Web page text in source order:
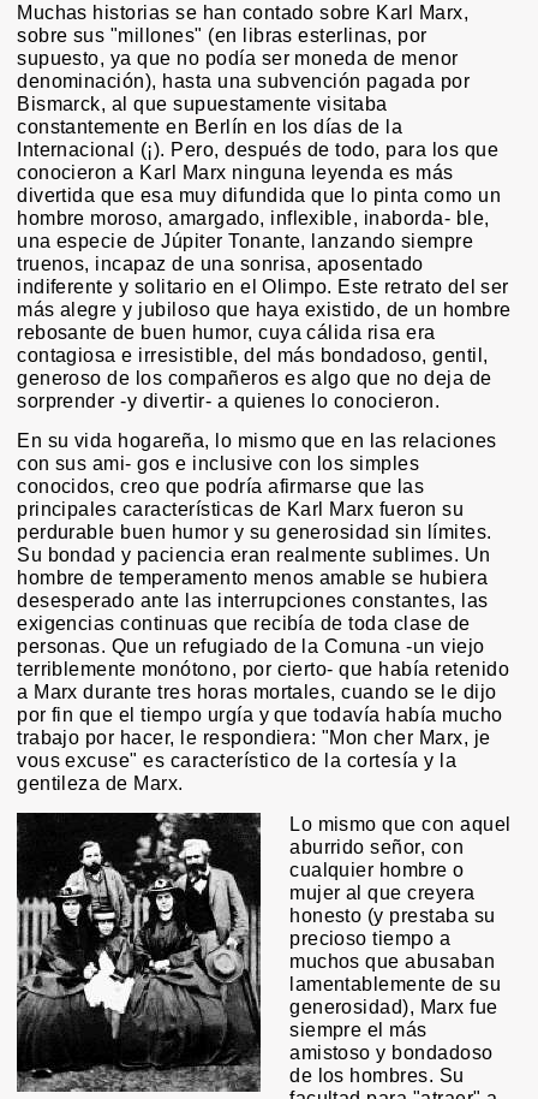
Muchas historias se han contado sobre Karl Marx,
sobre sus "millones" (en libras esterlinas, por
supuesto, ya que no podía ser moneda de menor
denominación), hasta una subvención pagada por
Bismarck, al que supuestamente visitaba
constantemente en Berlín en los días de la
Internacional (¡). Pero, después de todo, para los que
conocieron a Karl Marx ninguna leyenda es más
divertida que esa muy difundida que lo pinta como un
hombre moroso, amargado, inflexible, inaborda- ble,
una especie de Júpiter Tonante, lanzando siempre
truenos, incapaz de una sonrisa, aposentado
indiferente y solitario en el Olimpo. Este retrato del ser
más alegre y jubiloso que haya existido, de un hombre
rebosante de buen humor, cuya cálida risa era
contagiosa e irresistible, del más bondadoso, gentil,
generoso de los compañeros es algo que no deja de
sorprender -y divertir- a quienes lo conocieron.
En su vida hogareña, lo mismo que en las relaciones
con sus ami- gos e inclusive con los simples
conocidos, creo que podría afirmarse que las
principales características de Karl Marx fueron su
perdurable buen humor y su generosidad sin límites.
Su bondad y paciencia eran realmente sublimes. Un
hombre de temperamento menos amable se hubiera
desesperado ante las interrupciones constantes, las
exigencias continuas que recibía de toda clase de
personas. Que un refugiado de la Comuna -un viejo
terriblemente monótono, por cierto- que había retenido
a Marx durante tres horas mortales, cuando se le dijo
por fin que el tiempo urgía y que todavía había mucho
trabajo por hacer, le respondiera: "Mon cher Marx, je
vous excuse" es característico de la cortesía y la
gentileza de Marx.
Lo mismo que con aquel
aburrido señor, con
cualquier hombre o
mujer al que creyera
honesto (y prestaba su
precioso tiempo a
muchos que abusaban
lamentablemente de su
generosidad), Marx fue
siempre el más
amistoso y bondadoso
de los hombres. Su